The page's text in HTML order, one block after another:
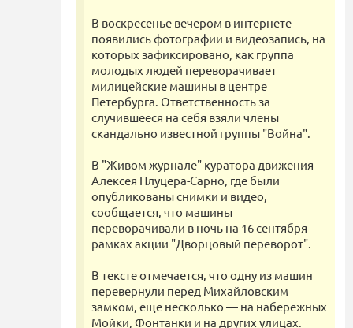
В воскресенье вечером в интернете
появились фотографии и видеозапись, на
которых зафиксировано, как группа
молодых людей переворачивает
милицейские машины в центре
Петербурга. Ответственность за
случившееся на себя взяли члены
скандально известной группы "Война".
В "Живом журнале" куратора движения
Алексея Плуцера-Сарно, где были
опубликованы снимки и видео,
сообщается, что машины
переворачивали в ночь на 16 сентября
рамках акции "Дворцовый переворот".
В тексте отмечается, что одну из машин
перевернули перед Михайловским
замком, еще несколько — на набережных
Мойки, Фонтанки и на других улицах.